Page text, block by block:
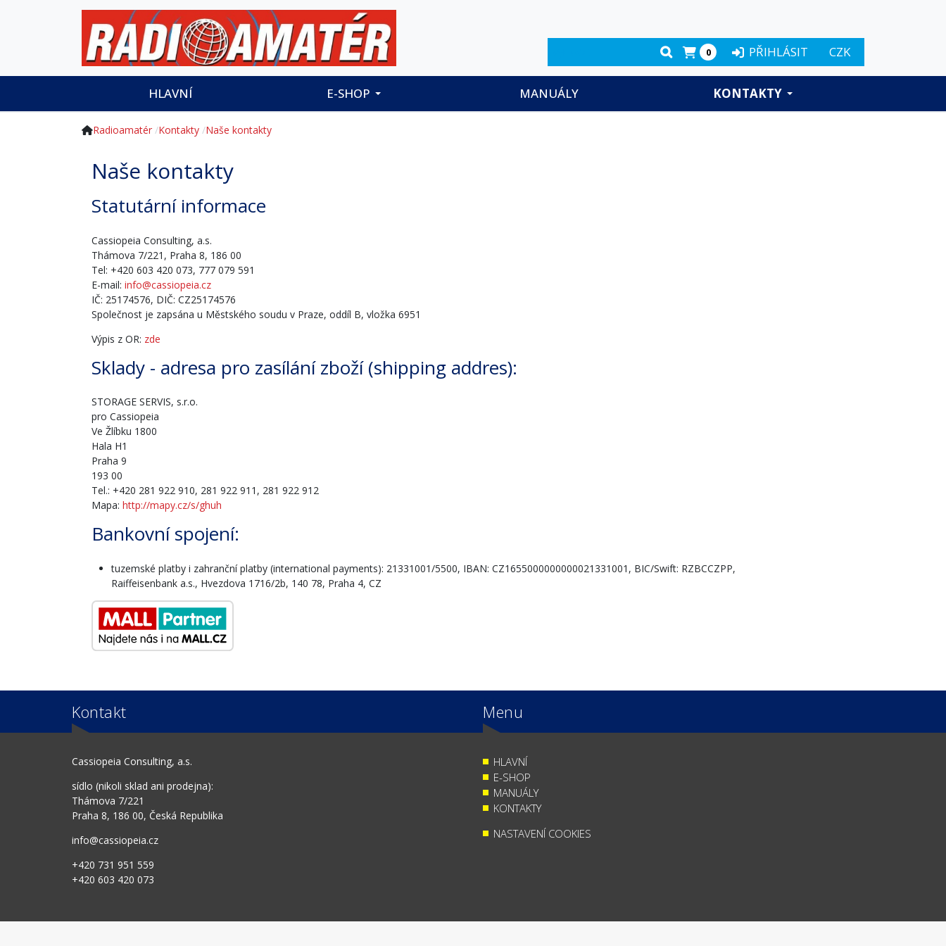
CZK
PŘIHLÁSIT
0
HLAVNÍ E-SHOP MANUÁLY KONTAKTY
Radioamatér Kontakty Naše kontakty
Naše kontakty
Statutární informace
Cassiopeia Consulting, a.s.
Thámova 7/221, Praha 8, 186 00
Tel: +420 603 420 073, 777 079 591
E-mail: info@cassiopeia.cz
IČ: 25174576, DIČ: CZ25174576
Společnost je zapsána u Městského soudu v Praze, oddíl B, vložka 6951
Výpis z OR: zde
Sklady - adresa pro zasílání zboží (shipping addres):
STORAGE SERVIS, s.r.o.
pro Cassiopeia
Ve Žlíbku 1800
Hala H1
Praha 9
193 00
Tel.: +420 281 922 910, 281 922 911, 281 922 912
Mapa: http://mapy.cz/s/ghuh
Bankovní spojení:
tuzemské platby i zahranční platby (international payments): 21331001/5500, IBAN: CZ1655000000000021331001, BIC/Swift: RZBCCZPP,
Raiffeisenbank a.s., Hvezdova 1716/2b, 140 78, Praha 4, CZ
Kontakt
Cassiopeia Consulting, a.s.
sídlo (nikoli sklad ani prodejna):
Thámova 7/221
Praha 8, 186 00, Česká Republika
info@cassiopeia.cz
+420 731 951 559
+420 603 420 073
Menu
HLAVNÍ
E-SHOP
MANUÁLY
KONTAKTY
NASTAVENÍ COOKIES